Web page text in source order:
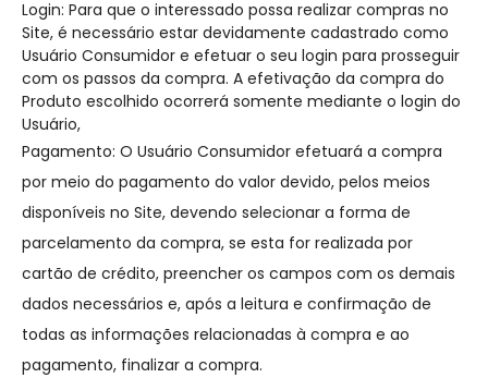
Login: Para que o interessado possa realizar compras no
Site, é necessário estar devidamente cadastrado como
Usuário Consumidor e efetuar o seu login para prosseguir
com os passos da compra. A efetivação da compra do
Produto escolhido ocorrerá somente mediante o login do
Usuário,
Pagamento: O Usuário Consumidor efetuará a compra
por meio do pagamento do valor devido, pelos meios
disponíveis no Site, devendo selecionar a forma de
parcelamento da compra, se esta for realizada por
cartão de crédito, preencher os campos com os demais
dados necessários e, após a leitura e confirmação de
todas as informações relacionadas à compra e ao
pagamento, finalizar a compra.